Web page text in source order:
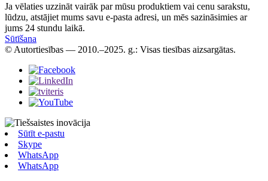
Ja vēlaties uzzināt vairāk par mūsu produktiem vai cenu sarakstu,
lūdzu, atstājiet mums savu e-pasta adresi, un mēs sazināsimies ar
jums 24 stundu laikā.
Sūtīšana
© Autortiesības — 2010.–2025. g.: Visas tiesības aizsargātas.
Sūtīt e-pastu
Skype
WhatsApp
WhatsApp